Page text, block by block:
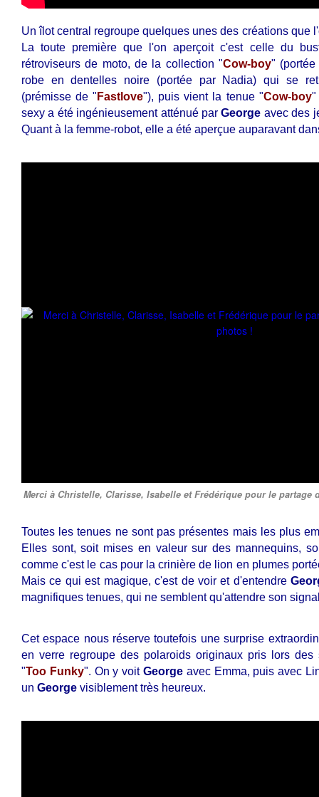
Un îlot central regroupe quelques unes des créations que
La toute première que l'on aperçoit c'est celle du
rétroviseurs de moto, de la collection "Cow-boy"
robe en dentelles noire (portée par Nadia) qui se
(prémisse de " Fastlove"), puis vient la tenue "Cow-boy"
sexy a été ingénieusement atténué parGeorge avec des
Quant à la femme-robot, elle a été aperçue auparavant
Merci à Christelle, Clarisse, Isabelle et Frédérique pour le partage
Toutes les tenues ne sont pas présentes mais les plus
Elles sont, soit mises en valeur sur des mannequins,
comme c'est le cas pour la crinière de lion en plumes
Mais ce qui est magique, c'est de voir et d'entendre
magnifiques tenues, qui ne semblent qu'attendre son
Cet espace nous réserve toutefois une surprise
en verre regroupe des polaroids originaux pris lors des
"Too Funky". On y voitGeorge avec Emma, puis avec
un George visiblement très heureux.